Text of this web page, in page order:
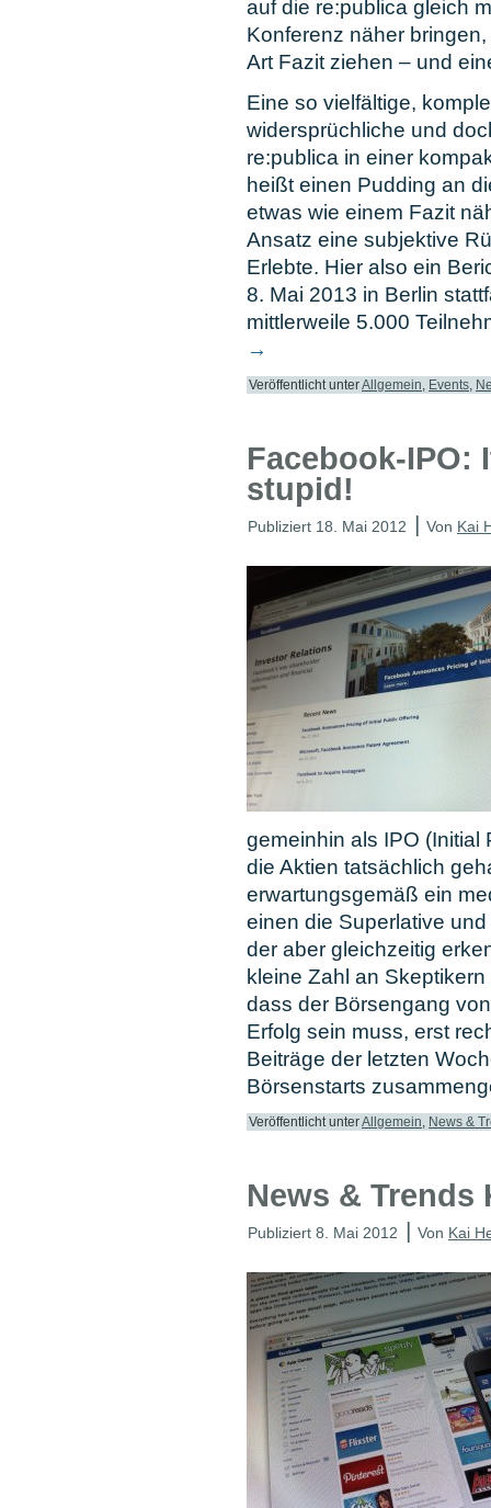
auf die re:publica gleich
Konferenz näher
Art Fazit ziehen – und
Eine so vielfältige,
widersprüchliche und
re:publica in einer
heißt einen Pudding an
etwas wie einem Fazit
Ansatz eine subjektive
Erlebte. Hier also ein
8. Mai 2013 in Berlin
mittlerweile 5.000
→
Veröffentlicht unterAllgemein, Events,
Facebook-IPO:
stupid!
Publiziert 18. Mai 2012 | Von Kai
gemeinhin als IPO (Initial
die Aktien tatsächlich
erwartungsgemäß ein
einen die Superlative
der aber gleichzeitig
kleine Zahl an
dass der Börsengang
Erfolg sein muss, erst
Beiträge der letzten
Börsenstarts
Veröffentlicht unterAllgemein, News &
News & Trends
Publiziert 8. Mai 2012 | Von Kai